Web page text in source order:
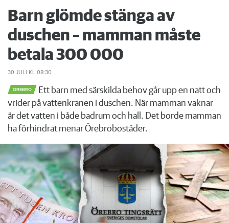
Barn glömde stänga av
duschen – mamman måste
betala 300 000
30 JULI KL 08:30
ÖREBRO
Ett barn med särskilda behov går upp en natt och
vrider på vattenkranen i duschen. När mamman vaknar
är det vatten i både badrum och hall. Det borde mamman
ha förhindrat menar Örebrobostäder.